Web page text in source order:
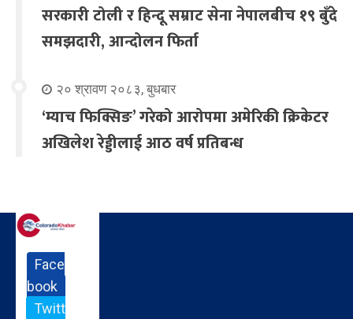
सरकारी टोली र हिन्दू सम्राट सेना नेपालबीच १९ बुँदे
समझदारी, आन्दोलन फिर्ता
२० श्रावण २०८३, बुधबार
‘म्याच फिक्सिङ’ गरेको आरोपमा अमेरिकी क्रिकेटर
अखिलेश रेड्डीलाई आठ वर्ष प्रतिबन्ध
Face
book
Twitt